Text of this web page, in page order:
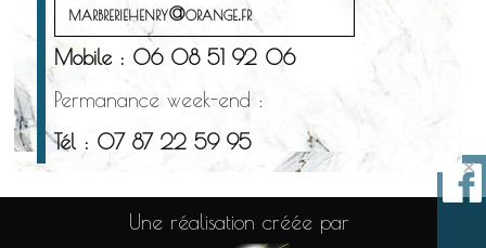
marbreriehenry@orange.fr
Mobile : 06 08 51 92 06
Permanance week-end :
Tél : 07 87 22 59 95
Une réalisation créée par
×